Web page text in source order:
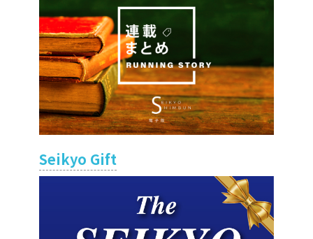
Seikyo Gift